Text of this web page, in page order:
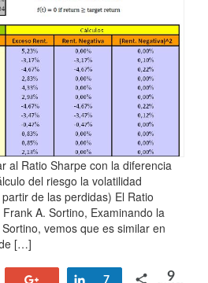
al Ratio Sharpe con la diferencia
del riesgo la volatilidad
de las perdidas) El Ratio
A. Sortino, Examinando la
vemos que es similar en
[…]
Share
7 9